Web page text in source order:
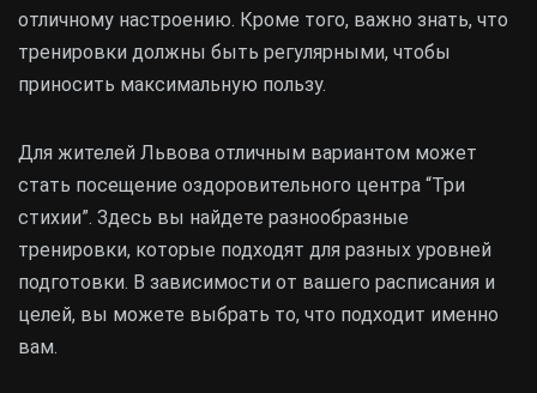
отличному настроению. Кроме того, важно знать, что
тренировки должны быть регулярными, чтобы
приносить максимальную пользу.
Для жителей Львова отличным вариантом может
стать посещение оздоровительного центра “Три
стихии”. Здесь вы найдете разнообразные
тренировки, которые подходят для разных уровней
подготовки. В зависимости от вашего расписания и
целей, вы можете выбрать то, что подходит именно
вам.